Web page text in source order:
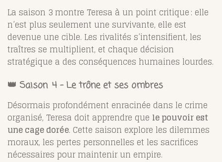
La saison 3 montre Teresa à un point critique : elle
n’est plus seulement une survivante, elle est
devenue une cible. Les rivalités s’intensifient, les
traîtres se multiplient, et chaque décision
stratégique a des conséquences humaines lourdes.
👑 Saison 4 – Le trône et ses ombres
Désormais profondément enracinée dans le crime
organisé, Teresa doit apprendre que le pouvoir est
une cage dorée. Cette saison explore les dilemmes
moraux, les pertes personnelles et les sacrifices
nécessaires pour maintenir un empire.